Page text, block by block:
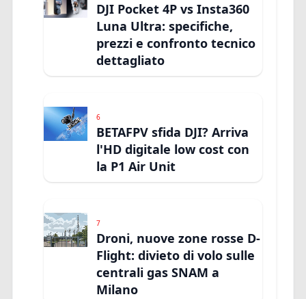
DJI Pocket 4P vs Insta360
Luna Ultra: specifiche,
prezzi e confronto tecnico
dettagliato
6
BETAFPV sfida DJI? Arriva
l'HD digitale low cost con
la P1 Air Unit
7
Droni, nuove zone rosse D-
Flight: divieto di volo sulle
centrali gas SNAM a
Milano